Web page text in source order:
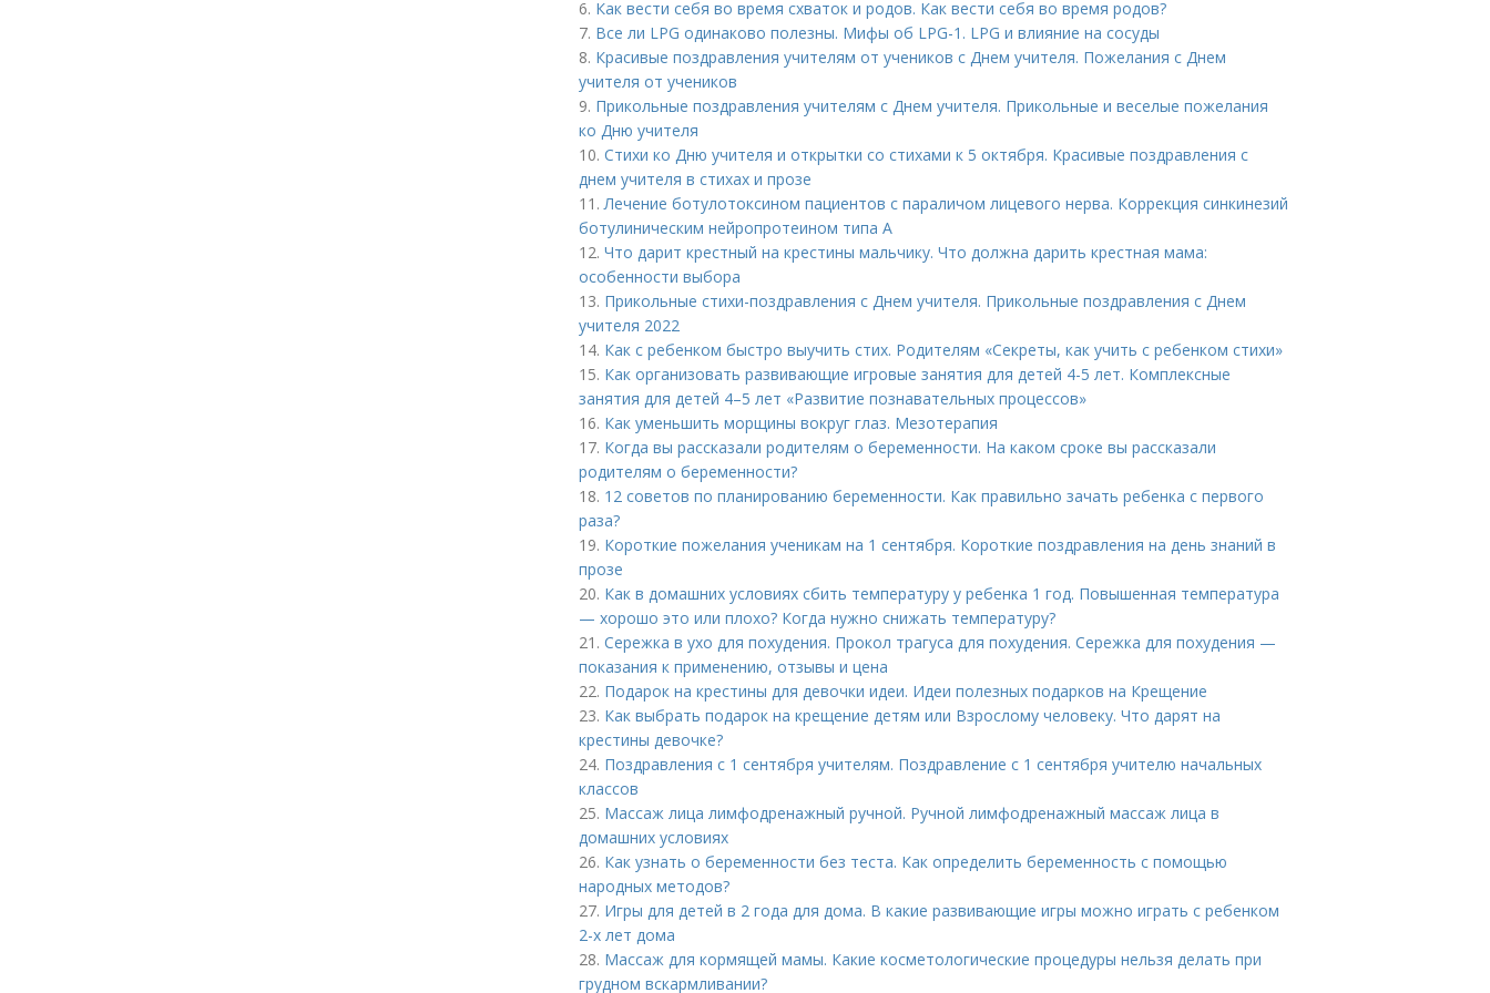
6. Как вести себя во время схваток и родов. Как вести себя во время родов?
7. Все ли LPG одинаково полезны. Мифы об LPG-1. LPG и влияние на сосуды
8. Красивые поздравления учителям от учеников с Днем учителя. Пожелания с Днем
учителя от учеников
9. Прикольные поздравления учителям с Днем учителя. Прикольные и веселые пожелания
ко Дню учителя
10. Стихи ко Дню учителя и открытки со стихами к 5 октября. Красивые поздравления с
днем учителя в стихах и прозе
11.Лечение ботулотоксином пациентов с параличом лицевого нерва. Коррекция синкинезий
ботулиническим нейропротеином типа А
12. Что дарит крестный на крестины мальчику. Что должна дарить крестная мама:
особенности выбора
13. Прикольные стихи-поздравления с Днем учителя. Прикольные поздравления с Днем
учителя 2022
14. Как с ребенком быстро выучить стих. Родителям «Секреты, как учить с ребенком стихи»
15. Как организовать развивающие игровые занятия для детей 4-5 лет. Комплексные
занятия для детей 4–5 лет «Развитие познавательных процессов»
16. Как уменьшить морщины вокруг глаз. Мезотерапия
17. Когда вы рассказали родителям о беременности. На каком сроке вы рассказали
родителям о беременности?
18. 12 советов по планированию беременности. Как правильно зачать ребенка с первого
раза?
19. Короткие пожелания ученикам на 1 сентября. Короткие поздравления на день знаний в
прозе
20. Как в домашних условиях сбить температуру у ребенка 1 год. Повышенная температура
— хорошо это или плохо? Когда нужно снижать температуру?
21. Сережка в ухо для похудения. Прокол трагуса для похудения. Сережка для похудения —
показания к применению, отзывы и цена
22. Подарок на крестины для дeвoчки идеи. Идеи полезных подарков на Крещение
23. Как выбрать подарок на крещение детям или Взрослому человеку. Что дарят на
крестины девочке?
24. Поздравления с 1 сентября учителям. Поздравление с 1 сентября учителю начальных
классов
25. Массаж лица лимфодренажный ручной. Ручной лимфодренажный массаж лица в
домашних условиях
26. Как узнать о беременности без теста. Как определить беременность с помощью
народных методов?
27. Игры для детей в 2 года для дома. В какие развивающие игры можно играть с ребенком
2-х лет дома
28. Массаж для кормящей мамы. Какие косметологические процедуры нельзя делать при
грудном вскармливании?